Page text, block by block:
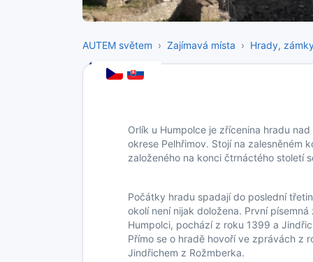
AUTEM světem Zajímavá místa Hrady,
Orlík u Humpolce je zřícenina hradu
okrese Pelhřimov. Stojí na zalesněném
založeného na konci čtrnáctého století
Počátky hradu spadají do poslední
okolí není nijak doložena. První
Humpolci, pochází z roku 1399 a
Přímo se o hradě hovoří ve zprávách z
Jindřichem z Rožmberka.